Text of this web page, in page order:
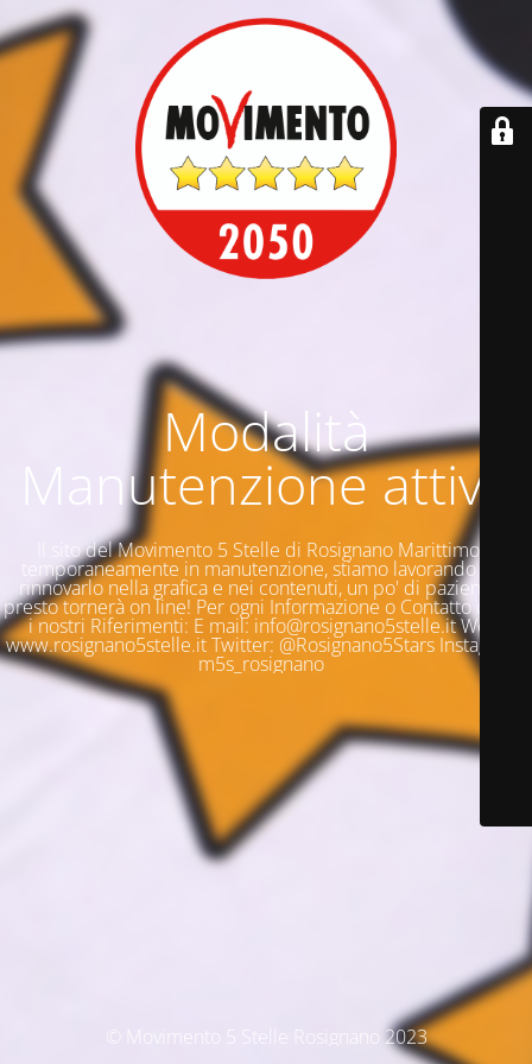
Modalità
Manutenzione attiva
Il sito del Movimento 5 Stelle di Rosignano Marittimo è
temporaneamente in manutenzione, stiamo lavorando per
rinnovarlo nella grafica e nei contenuti, un po' di pazienza e
presto tornerà on line! Per ogni Informazione o Contatto questi
i nostri Riferimenti: E mail: info@rosignano5stelle.it Web:
www.rosignano5stelle.it Twitter: @Rosignano5Stars Instagram:
m5s_rosignano
© Movimento 5 Stelle Rosignano 2023